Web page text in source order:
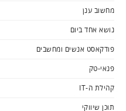
מחשוב ענן
נושא אחד ביום
פודקאסט אנשים ומחשבים
פנאי-טק
קהילת ה-IT
תוכן שיווקי